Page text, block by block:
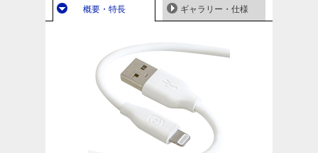
概要・特長 ギャラリー・仕様